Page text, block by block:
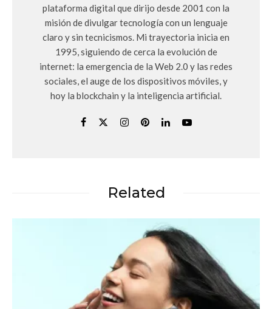
plataforma digital que dirijo desde 2001 con la
misión de divulgar tecnología con un lenguaje
claro y sin tecnicismos. Mi trayectoria inicia en
1995, siguiendo de cerca la evolución de
internet: la emergencia de la Web 2.0 y las redes
sociales, el auge de los dispositivos móviles, y
hoy la blockchain y la inteligencia artificial.
Related